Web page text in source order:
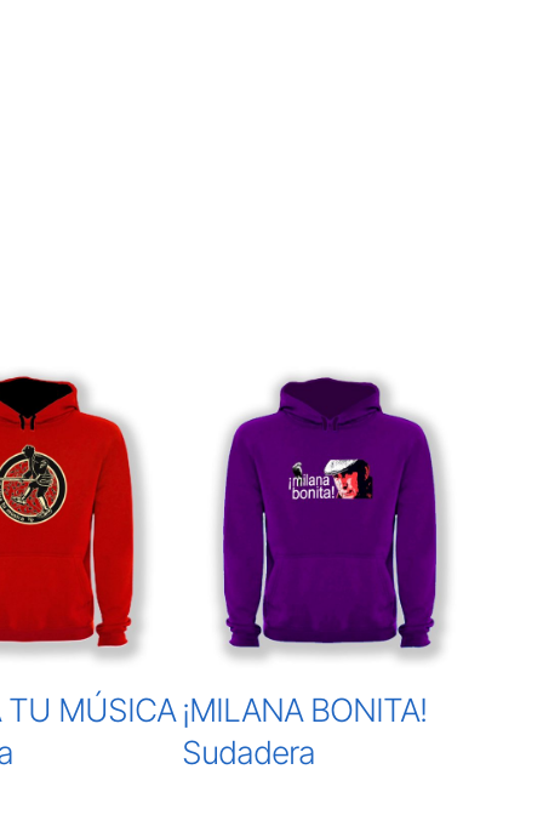
TU MÚSICA ¡MILANA BONITA!
Sudadera